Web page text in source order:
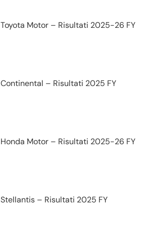
Toyota Motor – Risultati 2025-26 FY
Continental – Risultati 2025 FY
Honda Motor – Risultati 2025-26 FY
Stellantis – Risultati 2025 FY